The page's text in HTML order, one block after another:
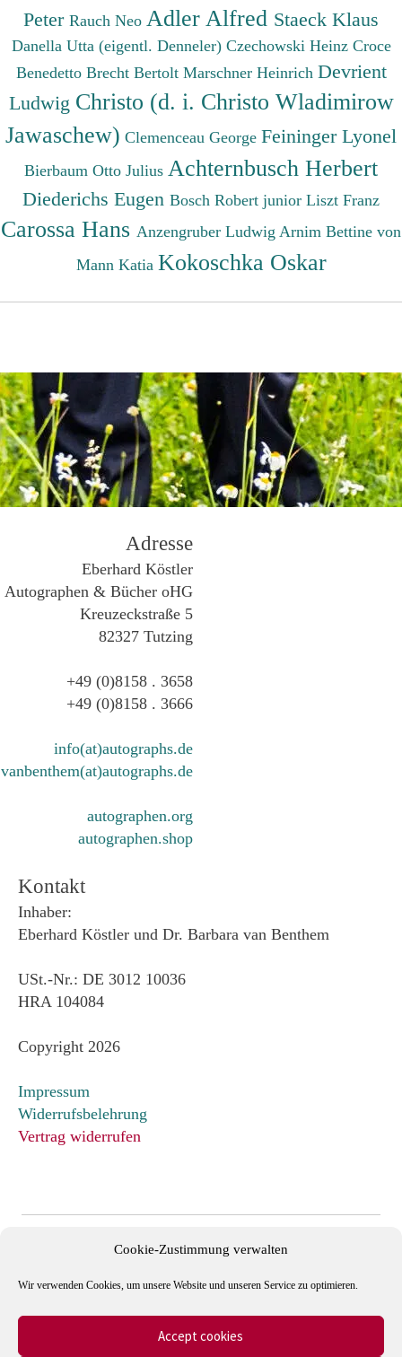
Cookie-Zustimmung verwalten
Wir verwenden Cookies, um unsere Website und unseren Service zu optimieren.
Accept cookies
Peter Rauch Neo Adler Alfred Staeck Klaus
Danella Utta (eigentl. Denneler) Czechowski Heinz Croce
Benedetto Brecht Bertolt Marschner Heinrich Devrient
Ludwig Christo (d. i. Christo Wladimirow
Jawaschew) Clemenceau George Feininger Lyonel
Bierbaum Otto Julius Achternbusch Herbert
Diederichs Eugen Bosch Robert junior Liszt Franz
Carossa Hans Anzengruber Ludwig Arnim Bettine von
Mann Katia Kokoschka Oskar
Adresse
Eberhard Köstler
Autographen & Bücher oHG
Kreuzeckstraße 5
82327 Tutzing
+49 (0)8158 . 3658
+49 (0)8158 . 3666
info(at)autographs.de
vanbenthem(at)autographs.de
autographen.org
autographen.shop
Kontakt
Inhaber:
Eberhard Köstler und Dr. Barbara van Benthem
USt.-Nr.: DE 3012 10036
HRA 104084
Copyright 2026
Impressum
Widerrufsbelehrung
Vertrag widerrufen